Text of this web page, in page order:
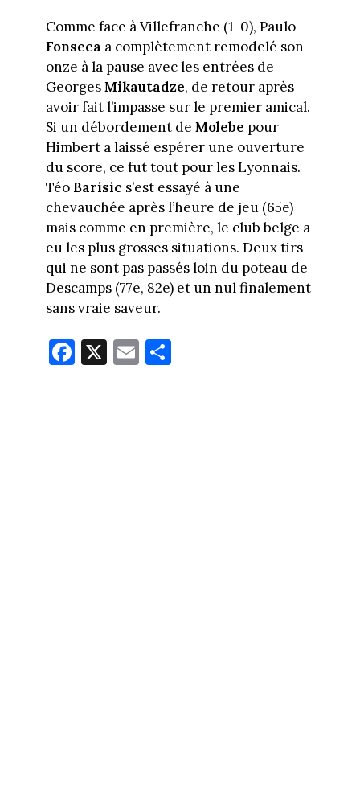
Comme face à Villefranche (1-0), Paulo
Fonseca a complètement remodelé son
onze à la pause avec les entrées de
GeorgesMikautadze, de retour après
avoir fait l’impasse sur le premier amical.
Si un débordement de Molebe pour
Himbert a laissé espérer une ouverture
du score, ce fut tout pour les Lyonnais.
Téo Barisic s’est essayé à une
chevauchée après l’heure de jeu (65e)
mais comme en première, le club belge a
eu les plus grosses situations. Deux tirs
qui ne sont pas passés loin du poteau de
Descamps (77e, 82e) et un nul finalement
sans vraie saveur.
Fa
ce
X E
m
Pa